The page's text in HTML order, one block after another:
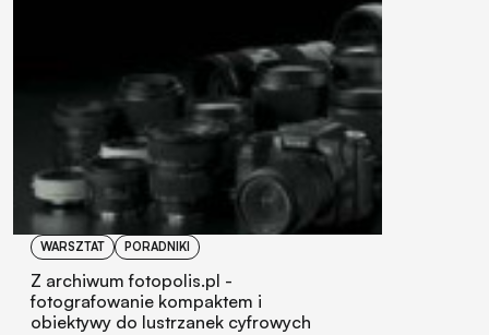
WARSZTAT PORADNIKI
Z archiwum fotopolis.pl -
fotografowanie kompaktem i
obiektywy do lustrzanek cyfrowych